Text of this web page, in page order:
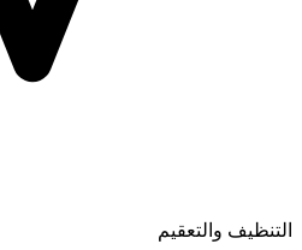
التنظيف والتعقيم